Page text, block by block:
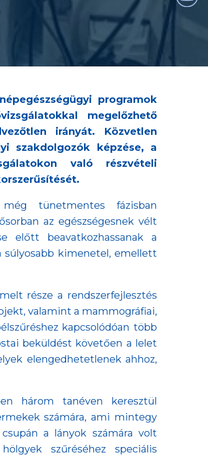
programok
megelőzhető
irányát. Közvetlen
szakdolgozók képzése, a
való részvételi
tünetmentes fázisban
az egészségesnek vélt
előtt beavatkozhassanak a
súlyosabb kimenetel, emellett
része a rendszerfejlesztés
valamint a mammográfiai,
kapcsolódóan több
beküldést követően a lelet
elengedhetetlenek ahhoz,
három tanéven keresztül
számára, ami mintegy
a lányok számára volt
szűréséhez speciális